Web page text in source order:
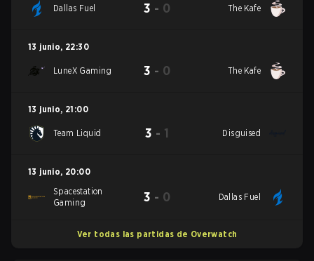
Dallas Fuel 3 - 0 The Kafe
13 junio, 22:30
LuneX Gaming 3 - 0 The Kafe
13 junio, 21:00
Team Liquid 3 - 1 Disguised
13 junio, 20:00
Spacestation
Gaming
3 - 0 Dallas Fuel
Ver todas las partidas de Overwatch